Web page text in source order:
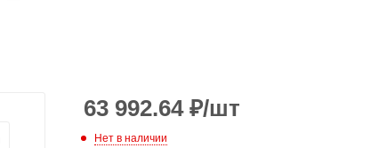
63 992.64₽/шт
Нет в наличии